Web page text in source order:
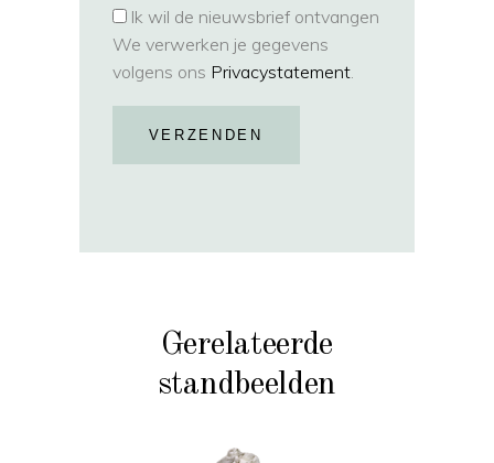
Ik wil de nieuwsbrief ontvangen
We verwerken je gegevens
volgens ons Privacystatement.
VERZENDEN
Gerelateerde
standbeelden